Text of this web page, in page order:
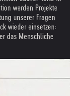
werden Projekte
unserer Fragen
wieder einsetzen:
das Menschliche